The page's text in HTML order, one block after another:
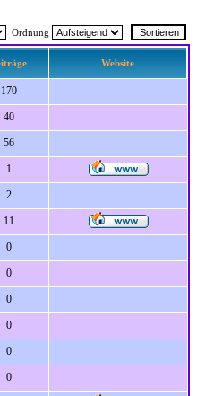
Ordnung
Website
170
40
56
1
2
11
0
0
0
0
0
0